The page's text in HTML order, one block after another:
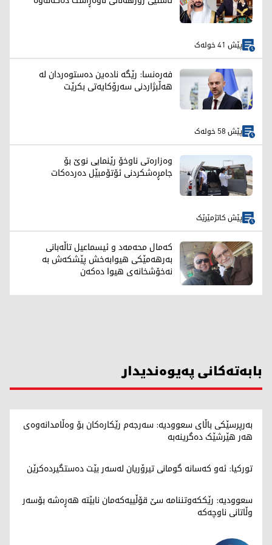
پێش 41 خولەک
فەرەنسا: رێگە نادەین دەستوەردان لە
هەڵبژاردنی سەرۆکایەتی بکرێت
پێش 58 خولەک
وەزارەتی ناوخۆ رێنمایی نوێ بۆ
جامڕەشکردنی ئۆتۆمبێل دەردەکات
پێش کاتژمێرێک
کەمال محەمەد و ئیسماعیل تاڵەبانی
بەرهەمێکی هیوابەخش پێشکەش بە
نەخۆشخانەی هیوا دەکەن
بابەتەکانی پەیوەندیدار
بەرپرسێکی باڵای سعوودیە: سەرجەم رێکارەکان بۆ وەڵامدانەوەی
هەر هێرشێک دەگرینەبە
تورکیا: ئەو کەسانە گومانی تیرۆریان لەسەر بێت دەستگیردەکرێن
سعوودیە: رێککەوتننامە سێ قۆڵییەکەمان نابێتە هەڕەشە بۆسەر
وڵاتانی ناوچەکە